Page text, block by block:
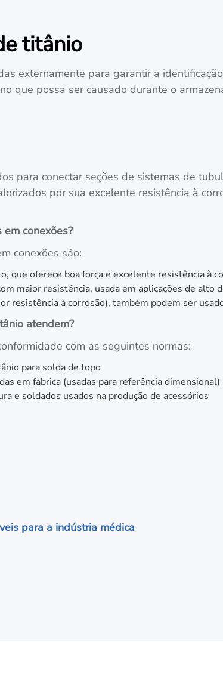
titânio
externamente para garantir a
que possa ser causado durante o
para conectar seções de sistemas de
por sua excelente resistência à
conexões?
conexões são:
que oferece boa força e excelente resistência à
maior resistência, usada em aplicações de alto
resistência à corrosão), também podem ser
atendem?
com as seguintes normas:
para solda de topo
em fábrica (usadas para referência dimensional)
e soldados usados na produção de acessórios
para a indústria médica